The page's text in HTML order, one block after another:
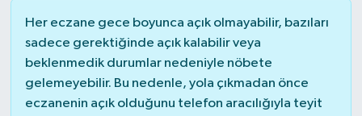
Her eczane gece boyunca açık olmayabilir, bazıları
sadece gerektiğinde açık kalabilir veya
beklenmedik durumlar nedeniyle nöbete
gelemeyebilir. Bu nedenle, yola çıkmadan önce
eczanenin açık olduğunu telefon aracılığıyla teyit